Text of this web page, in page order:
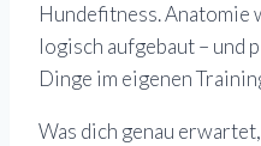
Hundefitness.
logisch aufgebaut – und
Dinge im eigenen
Was dich genau